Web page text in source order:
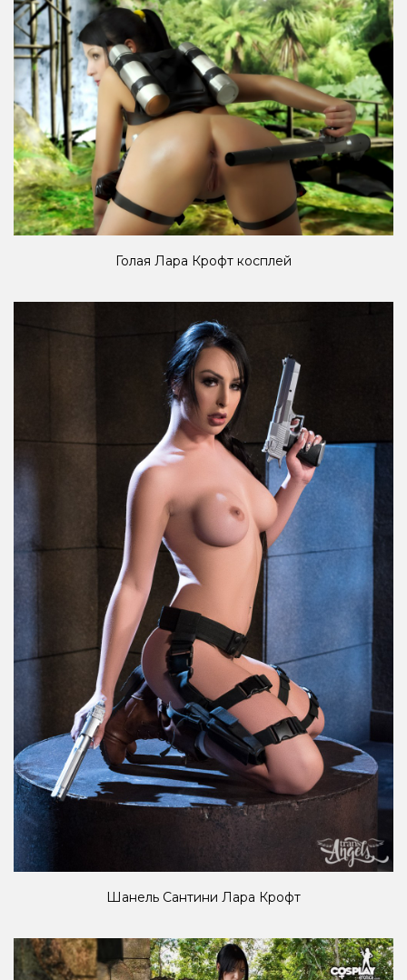
Голая Лара Крофт косплей
Шанель Сантини Лара Крофт